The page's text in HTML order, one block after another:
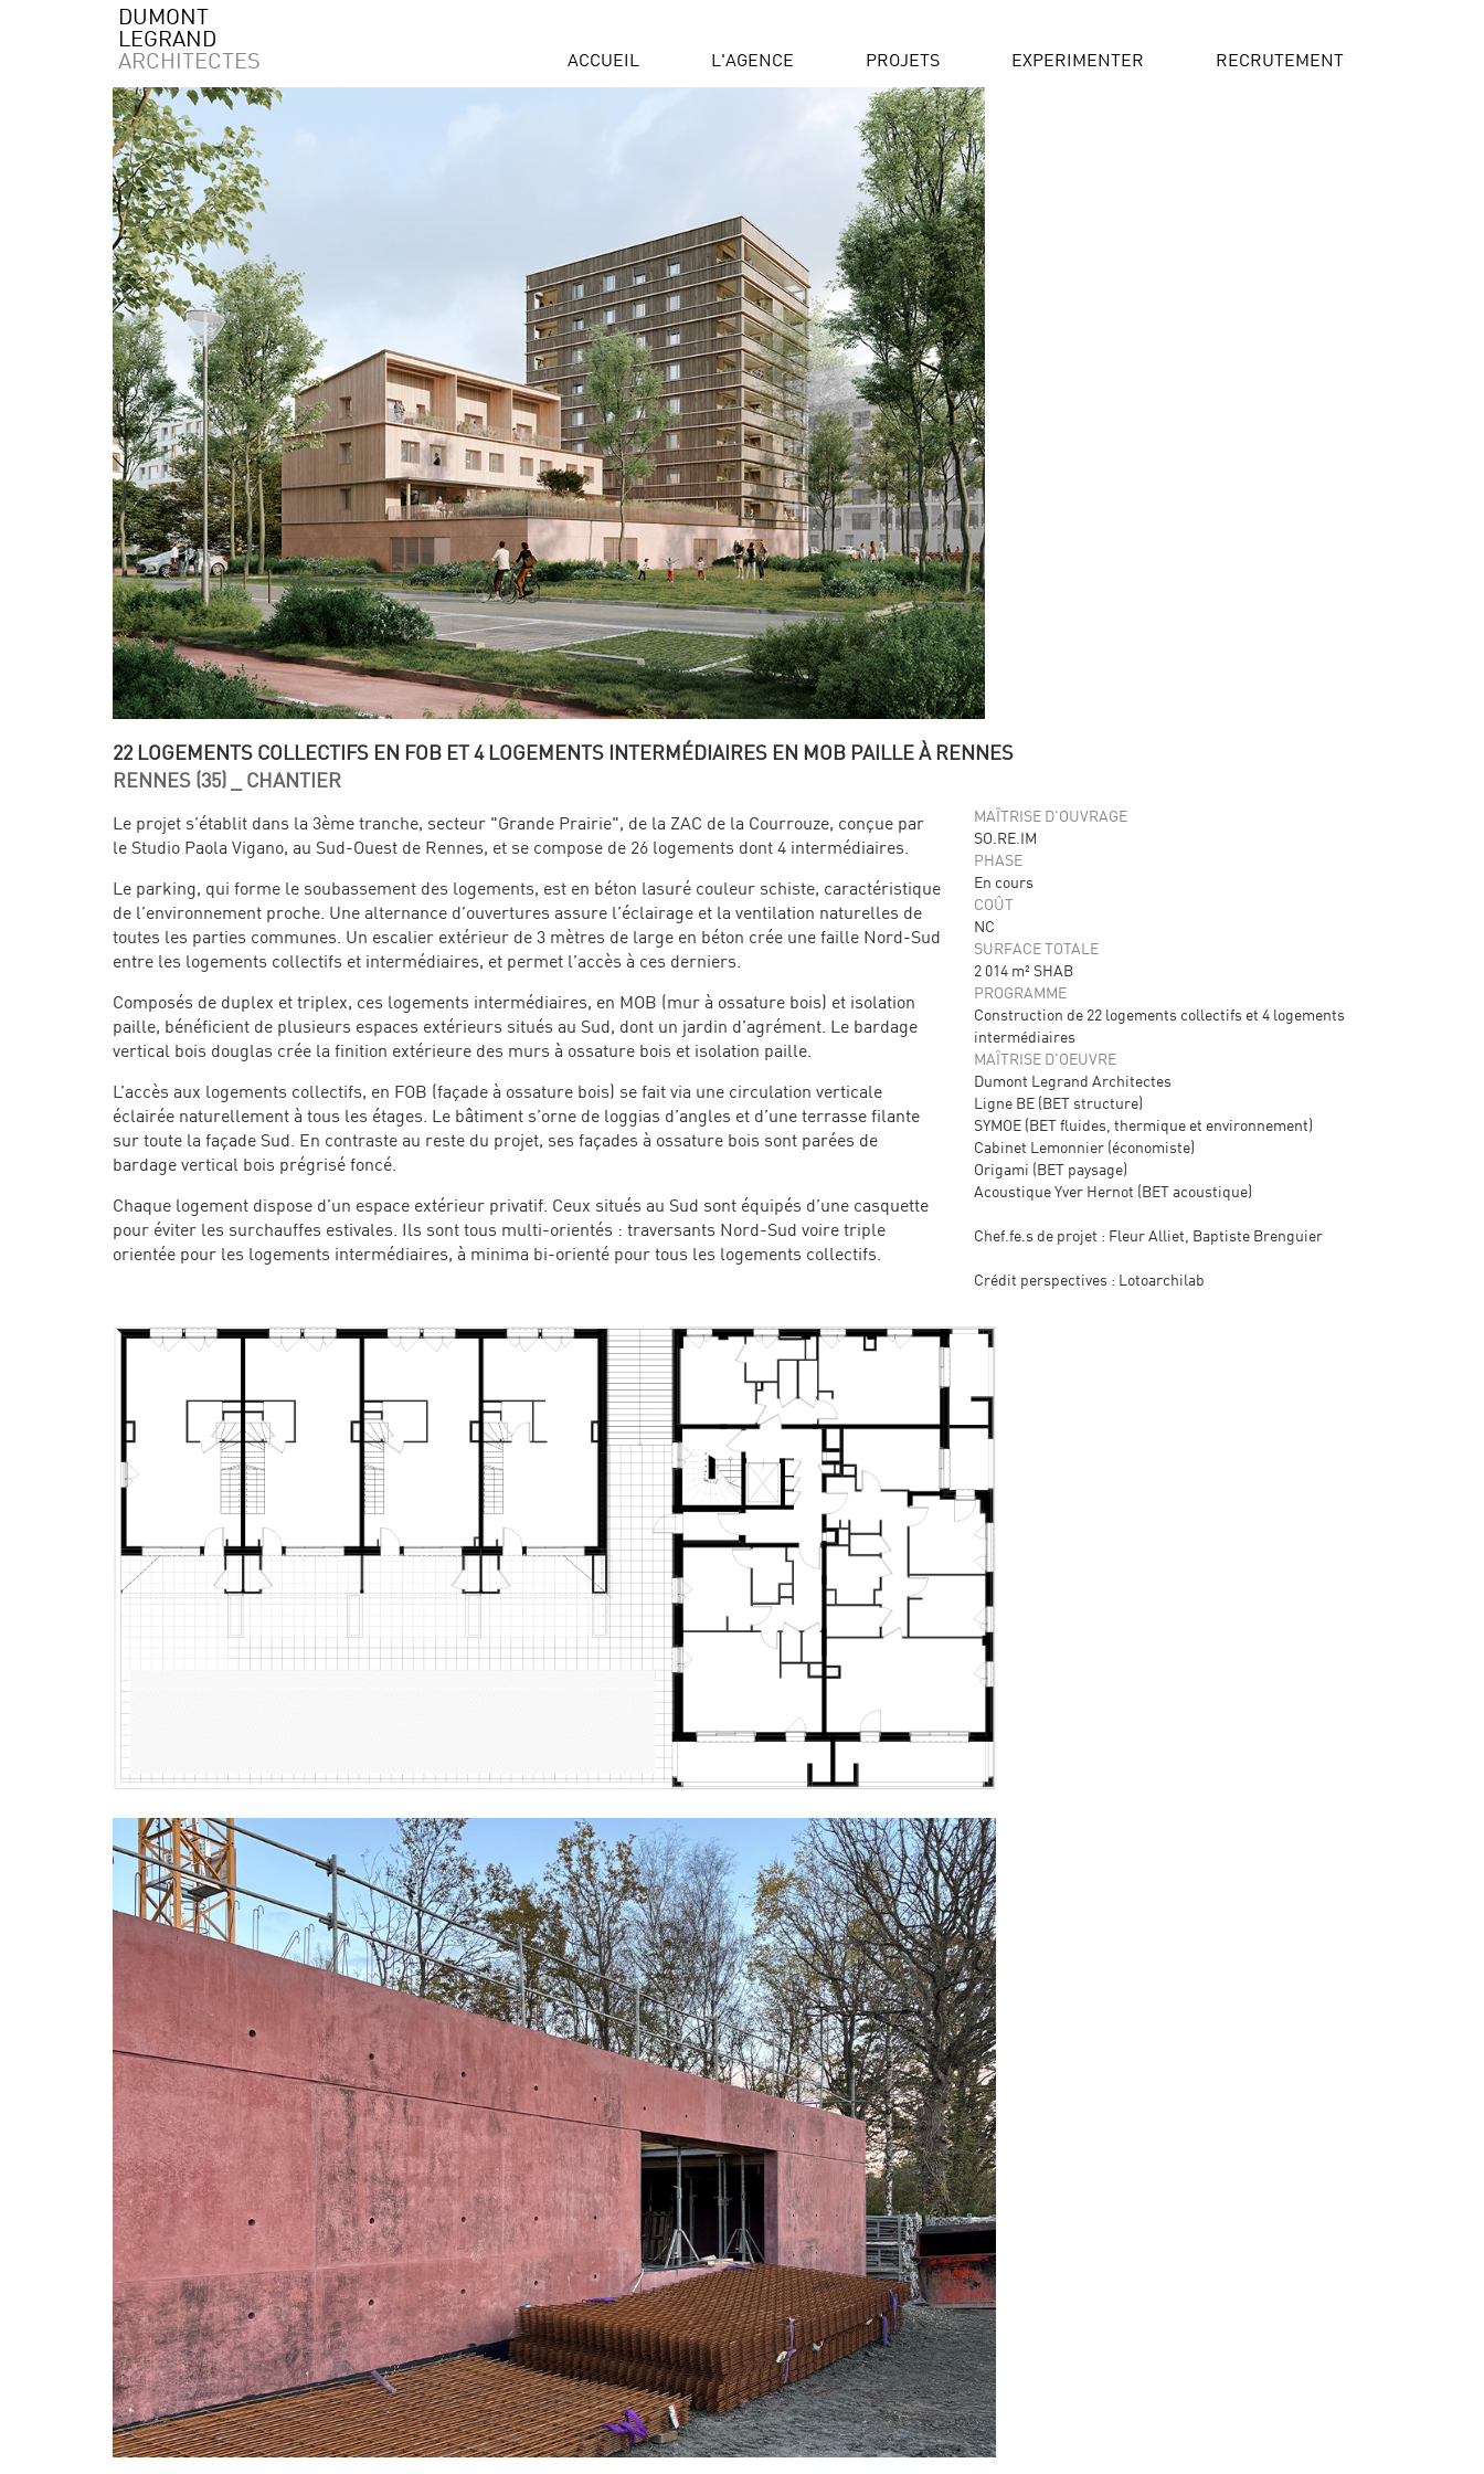
DUMONT
LEGRAND
ARCHITECTES
ACCUEIL L'AGENCE PROJETS EXPERIMENTER RECRUTEMENT
22 LOGEMENTS COLLECTIFS EN FOB ET 4 LOGEMENTS INTERMÉDIAIRES EN MOB PAILLE À RENNES
RENNES (35) _ CHANTIER
Le projet s’établit dans la 3ème tranche, secteur "Grande Prairie", de la ZAC de la Courrouze, conçue par
le Studio Paola Vigano, au Sud-Ouest de Rennes, et se compose de 26 logements dont 4 intermédiaires.
Le parking, qui forme le soubassement des logements, est en béton lasuré couleur schiste, caractéristique
de l’environnement proche. Une alternance d’ouvertures assure l’éclairage et la ventilation naturelles de
toutes les parties communes. Un escalier extérieur de 3 mètres de large en béton crée une faille Nord-Sud
entre les logements collectifs et intermédiaires, et permet l’accès à ces derniers.
Composés de duplex et triplex, ces logements intermédiaires, en MOB (mur à ossature bois) et isolation
paille, bénéficient de plusieurs espaces extérieurs situés au Sud, dont un jardin d’agrément. Le bardage
vertical bois douglas crée la finition extérieure des murs à ossature bois et isolation paille.
L’accès aux logements collectifs, en FOB (façade à ossature bois) se fait via une circulation verticale
éclairée naturellement à tous les étages. Le bâtiment s’orne de loggias d’angles et d’une terrasse filante
sur toute la façade Sud. En contraste au reste du projet, ses façades à ossature bois sont parées de
bardage vertical bois prégrisé foncé.
Chaque logement dispose d’un espace extérieur privatif. Ceux situés au Sud sont équipés d’une casquette
pour éviter les surchauffes estivales. Ils sont tous multi-orientés : traversants Nord-Sud voire triple
orientée pour les logements intermédiaires, à minima bi-orienté pour tous les logements collectifs.
MAÎTRISE D'OUVRAGE
SO.RE.IM
PHASE
En cours
COÛT
NC
SURFACE TOTALE
2 014 m² SHAB
PROGRAMME
Construction de 22 logements collectifs et 4 logements
intermédiaires
MAÎTRISE D'OEUVRE
Dumont Legrand Architectes
Ligne BE (BET structure)
SYMOE (BET fluides, thermique et environnement)
Cabinet Lemonnier (économiste)
Origami (BET paysage)
Acoustique Yver Hernot (BET acoustique)
Chef.fe.s de projet : Fleur Alliet, Baptiste Brenguier
Crédit perspectives : Lotoarchilab